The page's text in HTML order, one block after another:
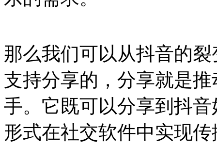
那么我们可以从抖音的
支持分享的，分享就是
手。它既可以分享到抖
形式在社交软件中实现